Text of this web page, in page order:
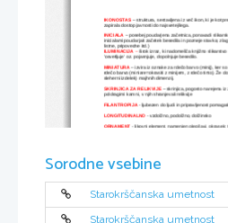
IKONOSTAS – struktura, sestavljena iz več ikon, ki je kot
zapirala dostop javnosti do najsvetejšega.
INICIALA – posebej poudarjena začetnica, ponavadi
inicialami poudarjati začetek besedila in pozneje stavka;
listne, pripovedne itd.)
ILUMINACIJA – širok izraz, ki nadomešča knjižno
'osvetljuje' oz. pojasnjuje, dopolnjuje besedilo.
MINIATURA – izvira iz oznake za rdečo barvo (minij), ker
rdečo barvo (miniare=okrasiti z minijem, z rdečo tinto). Že
sleherni izdelek) majhnih dimenzij.
SKRINJICA ZA RELIKVIJE – skrinjica, pogosto narejena
poldragimi kamni, v njih shranjevali relikvije
FILANTROPIJA - ljubezen do ljudi in pripravljenost
LONGITUDINALNO - vzdolžno, podolžno, dolžinsko
ORNAMENT - likovni element, namenjen olepšavi, okrasek;
NOŠENE PRVINE –
Sorodne vsebine
Starokrščanska umetnost
Starokrščanska umetnost